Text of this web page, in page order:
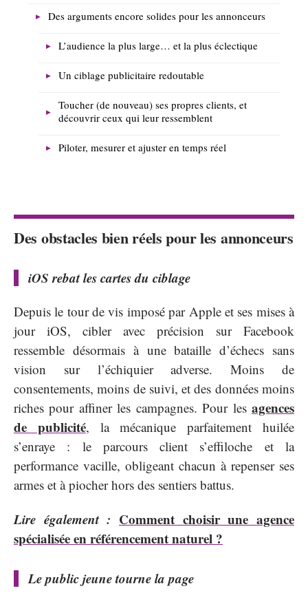
Des arguments encore solides pour les annonceurs
L’audience la plus large… et la plus éclectique
Un ciblage publicitaire redoutable
Toucher (de nouveau) ses propres clients, et
découvrir ceux qui leur ressemblent
Piloter, mesurer et ajuster en temps réel
Des obstacles bien réels pour les annonceurs
iOS rebat les cartes du ciblage
Depuis le tour de vis imposé par Apple et ses mises à
jour iOS, cibler avec précision sur Facebook
ressemble désormais à une bataille d’échecs sans
vision sur l’échiquier adverse. Moins de
consentements, moins de suivi, et des données moins
riches pour affiner les campagnes. Pour les agences
de publicité, la mécanique parfaitement huilée
s’enraye : le parcours client s’effiloche et la
performance vacille, obligeant chacun à repenser ses
armes et à piocher hors des sentiers battus.
Lire également : Comment choisir une agence
spécialisée en référencement naturel ?
Le public jeune tourne la page